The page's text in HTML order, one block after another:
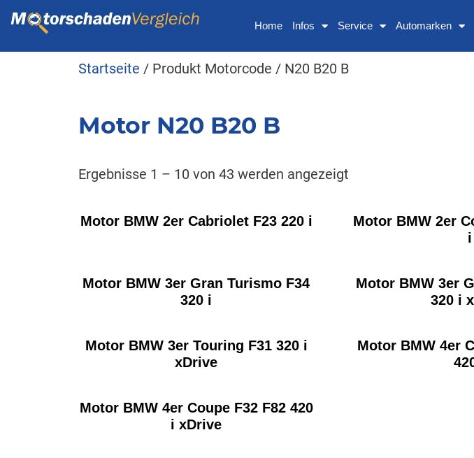
Home Infos Service Automarken
Startseite / Produkt Motorcode / N20 B20 B
Motor N20 B20 B
Ergebnisse 1 – 10 von 43 werden angezeigt
Motor BMW 2er Cabriolet F23 220 i
Motor BMW 2er
i
Motor BMW 3er Gran Turismo F34
320 i
Motor BMW 3er
320 i
Motor BMW 3er Touring F31 320 i
xDrive
Motor BMW 4er
Motor BMW 4er Coupe F32 F82 420
i xDrive